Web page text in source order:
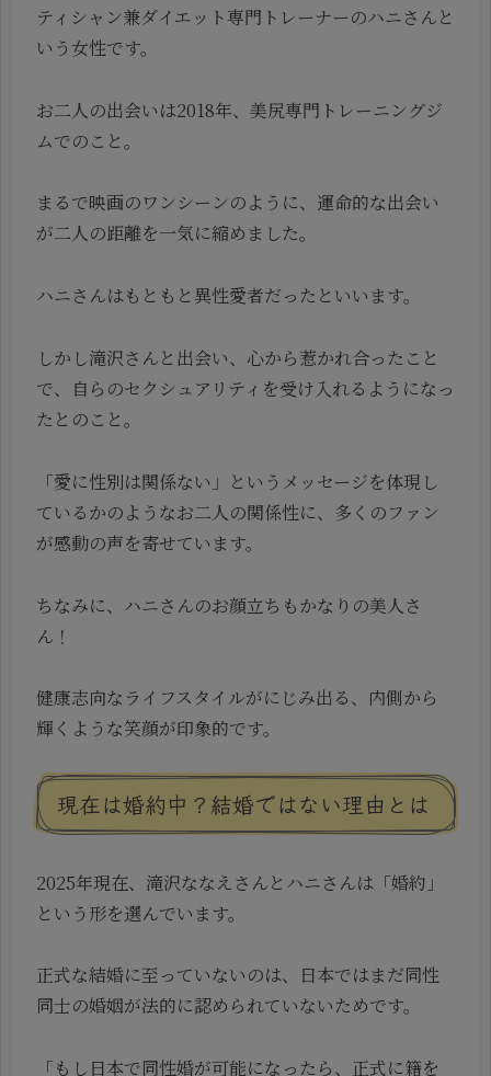
ティシャン兼ダイエット専門トレーナーのハニさんと
いう女性です。
お二人の出会いは2018年、美尻専門トレーニングジ
ムでのこと。
まるで映画のワンシーンのように、運命的な出会い
が二人の距離を一気に縮めました。
ハニさんはもともと異性愛者だったといいます。
しかし滝沢さんと出会い、心から惹かれ合ったこと
で、自らのセクシュアリティを受け入れるようになっ
たとのこと。
「愛に性別は関係ない」というメッセージを体現し
ているかのようなお二人の関係性に、多くのファン
が感動の声を寄せています。
ちなみに、ハニさんのお顔立ちもかなりの美人さ
ん！
健康志向なライフスタイルがにじみ出る、内側から
輝くような笑顔が印象的です。
現在は婚約中？結婚ではない理由とは
2025年現在、滝沢ななえさんとハニさんは「婚約」
という形を選んでいます。
正式な結婚に至っていないのは、日本ではまだ同性
同士の婚姻が法的に認められていないためです。
「もし日本で同性婚が可能になったら、正式に籍を